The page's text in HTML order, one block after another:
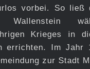
vorbei. So ließ
Wallenstein
Krieges in
errichten. Im Jahr
zur Stadt